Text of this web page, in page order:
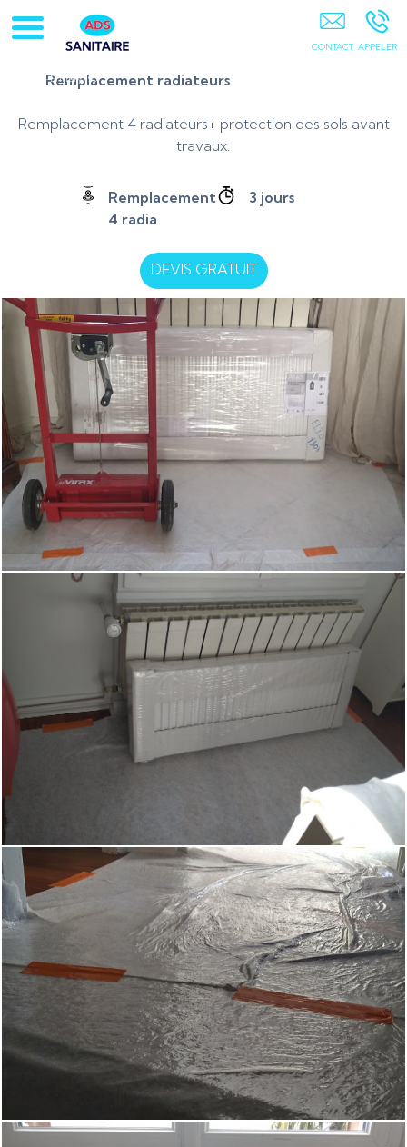
Artisan-Plombier-Chauffagiste-95-78-Chauffe-Eau-
L'aumone-Ennery-95
Remplacement radiateurs
Remplacement 4 radiateurs+ protection des sols avant
travaux.
Remplacement
4 radia
3 jours
DEVIS GRATUIT